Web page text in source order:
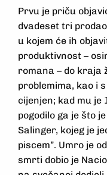
Prvu je priču
dvadeset tri
u kojem će ih
produktivnost –
romana – do kraja
problemima, kao i
cijenjen; kad mu je
pogodilo ga je što
Salinger, kojeg je
piscem”. Umro je
smrti dobio je